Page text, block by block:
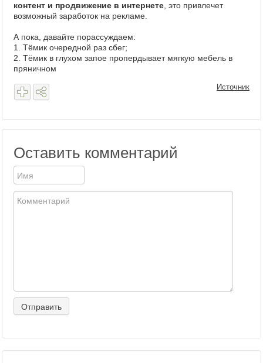
контент и продвижение в интернете , это привлечет
возможный заработок на рекламе.
А пока, давайте порассуждаем:
1. Тёмик очередной раз сбег;
2. Тёмик в глухом запое пропердывает мягкую мебель в
пряничном
Источник
Оставить комментарий